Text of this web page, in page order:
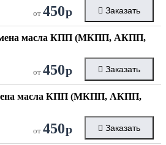
от 450р Заказать
масла КПП (МКПП, АКПП,
от 450р Заказать
масла КПП (МКПП, АКПП,
от 450р Заказать